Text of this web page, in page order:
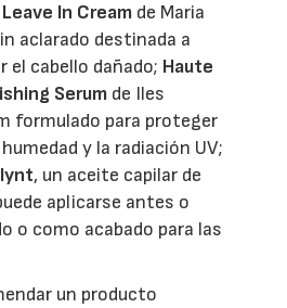
In Cream de Maria
aclarado destinada a
el cabello dañado; Haute
Serum de Iles
formulado para proteger
y la radiación UV;
, un aceite capilar de
aplicarse antes o
o como acabado para las
un producto